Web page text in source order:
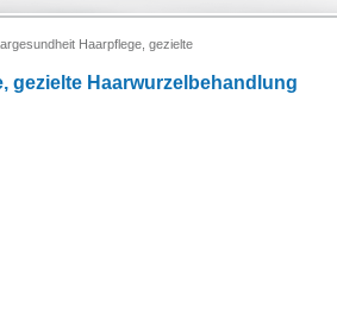
Haarpflege, gezielte
gezielte Haarwurzelbehandlung